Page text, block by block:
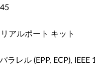
アルポート キット
ラレル (EPP, ECP), IEEE